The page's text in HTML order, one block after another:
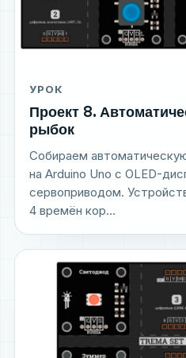
УРОК
Проект 8.
рыбок
Собираем
на Arduino Uno с OLED-
сервоприводом.
4 времён кор...